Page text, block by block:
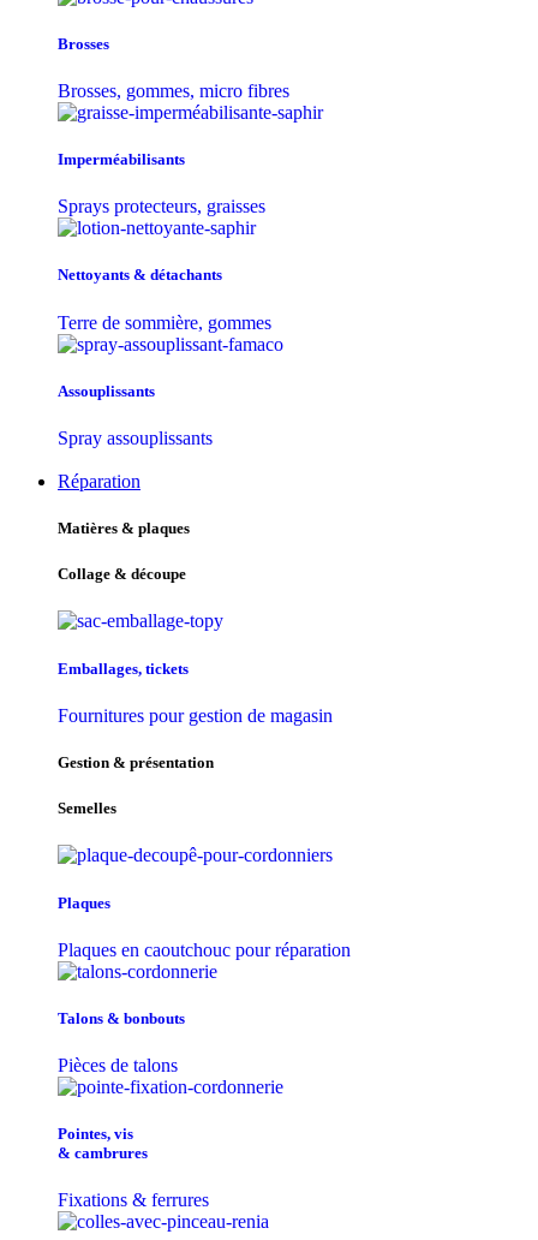
Brosses
Brosses, gommes, micro fibres
Imperméabilisants
Sprays protecteurs, graisses
Nettoyants & détachants
Terre de sommière, gommes
Assouplissants
Spray assouplissants
Réparation
Matières & plaques
Collage & découpe
Emballages, tickets
Fournitures pour gestion de magasin
Gestion & présentation
Semelles
Plaques
Plaques en caoutchouc pour réparation
Talons & bonbouts
Pièces de talons
Pointes, vis
& cambrures
Fixations & ferrures